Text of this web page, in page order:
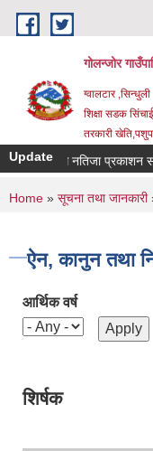
Skip to main content
गोलन्जोर
ग्वालटार ,सिन्धुली
शिक्षा सडक
तरकारी
Update
अन्तिम नतिजा प्रकाशन
You are
Home » सूचना तथा जानकारी
ऐन, कानुन तथा
आर्थिक वर्ष
शिर्षक